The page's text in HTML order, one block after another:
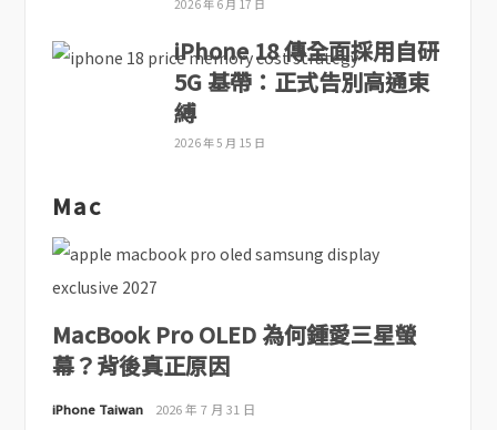
2026 年 6 月 17 日
iPhone 18 傳全面採用自研
5G 基帶：正式告別高通束
縛
2026 年 5 月 15 日
Mac
MacBook Pro OLED 為何鍾愛三星螢
幕？背後真正原因
iPhone Taiwan 2026 年 7 月 31 日